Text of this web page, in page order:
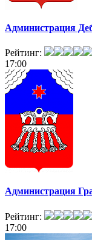
Администрация
Рейтинг:
17:00
Администрация
Рейтинг:
17:00